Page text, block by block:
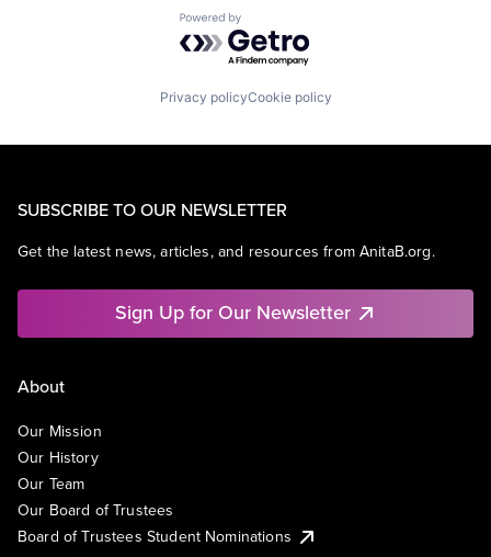
Powered by Getro.com
Privacy policyCookie policy
SUBSCRIBE TO OUR NEWSLETTER
Get the latest news, articles, and resources from AnitaB.org.
Sign Up for Our Newsletter
About
Our Mission
Our History
Our Team
Our Board of Trustees
Board of Trustees Student Nominations